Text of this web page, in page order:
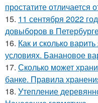
простатите отличается
15. 11 сентября 2022
довыборов в
16. Как и сколько
условиях. Банановое
17. Сколько может
банке. Правила
18. Утепление